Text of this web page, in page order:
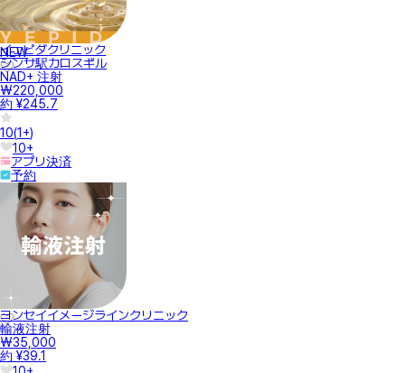
NEW
イェピダクリニック
シンサ駅カロスギル
NAD+ 注射
₩220,000
約 ¥245.7
10(1+)
10+
アプリ決済
予約
ヨンセイイメージラインクリニック
輸液注射
₩35,000
約 ¥39.1